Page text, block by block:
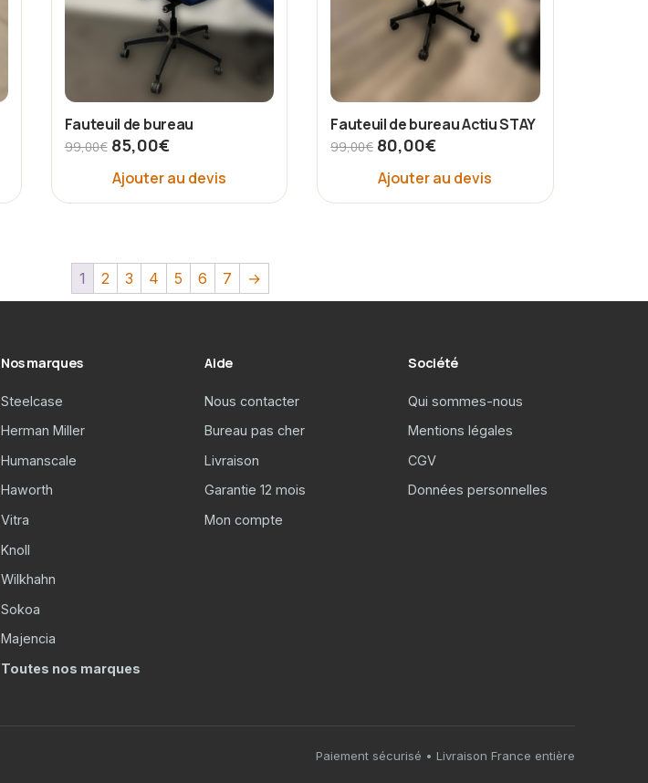
Fauteuil de bureau
99,00€ 85,00€
Ajouter au devis
Fauteuil de bureau Actiu STAY
99,00€ 80,00€
Ajouter au devis
1 2 3 4 5 6 7 →
Nos marques
Steelcase
Herman Miller
Humanscale
Haworth
Vitra
Knoll
Wilkhahn
Sokoa
Majencia
Toutes nos marques
Aide
Nous contacter
Bureau pas cher
Livraison
Garantie 12 mois
Mon compte
Société
Qui sommes-nous
Mentions légales
CGV
Données personnelles
Paiement sécurisé • Livraison France entière